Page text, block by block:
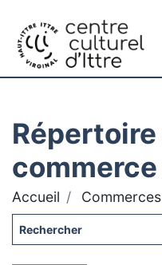
commerce
Accueil Commerces